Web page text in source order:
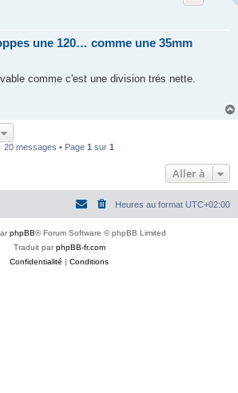
une 120… comme une 35mm
comme c'est une division trés nette.
20 messages • Page 1 sur 1
Aller à
Heures au format UTC+02:00
phpBB® Forum Software © phpBB Limited
Traduit parphpBB-fr.com
Confidentialité
Conditions